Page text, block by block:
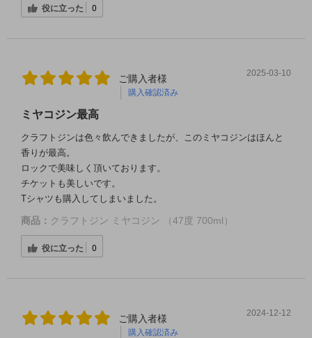
役に立った 0
ご購入者様
購入確認済み
2025-03-10
ミヤコジン最高
クラフトジンは色々飲んできましたが、このミヤコジンはほんと
香りが最高。
ロックで美味しく頂いております。
チケットも美しいです。
Tシャツも購入してしまいました。
商品： クラフトジン ミヤコジン （47度 700ml）
役に立った 0
ご購入者様
購入確認済み
2024-12-12